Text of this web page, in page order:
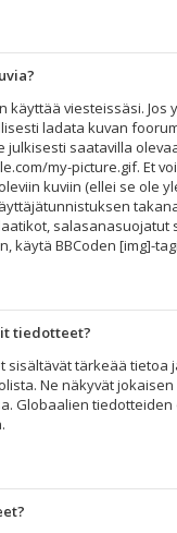
käyttää viesteissäsi. Jos
ladata kuvan
julkisesti saatavilla
my-picture.gif. Et
kuviin (ellei se ole
salasanasuojatut
käytä BBCoden [img]-
tiedotteet?
sisältävät tärkeää tietoa
Ne näkyvät
Globaalien